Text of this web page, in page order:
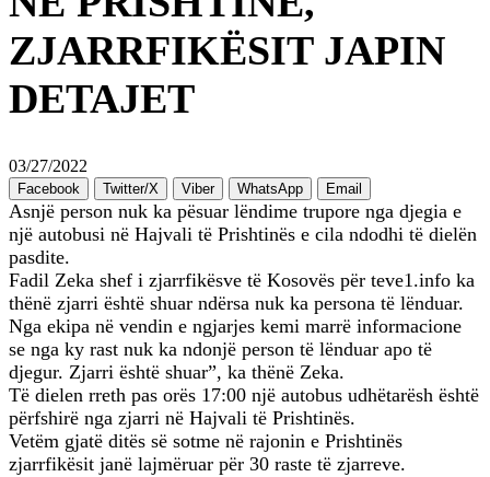
ZJARRFIKËSIT JAPIN
DETAJET
03/27/2022
Facebook Twitter/X Viber WhatsApp Email
Asnjë person nuk ka pësuar lëndime trupore nga djegia e
një autobusi në Hajvali të Prishtinës e cila ndodhi të dielën
pasdite.
Fadil Zeka shef i zjarrfikësve të Kosovës për teve1.info ka
thënë zjarri është shuar ndërsa nuk ka persona të lënduar.
Nga ekipa në vendin e ngjarjes kemi marrë informacione
se nga ky rast nuk ka ndonjë person të lënduar apo të
djegur. Zjarri është shuar”, ka thënë Zeka.
Të dielen rreth pas orës 17:00 një autobus udhëtarësh është
përfshirë nga zjarri në Hajvali të Prishtinës.
Vetëm gjatë ditës së sotme në rajonin e Prishtinës
zjarrfikësit janë lajmëruar për 30 raste të zjarreve.